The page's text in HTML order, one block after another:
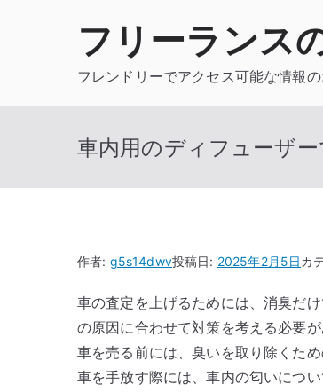
フリーランス
フレンドリーでアクセス可能な情報
車内用のディフューザ
作者: g5s14dwv投稿日: 2025年2月5日カ
車の査定を上げるためには、消臭だ
の原因に合わせて対策を考える必要が
車を売る前には、臭いを取り除くため
車を手放す際には、車内の匂いについ